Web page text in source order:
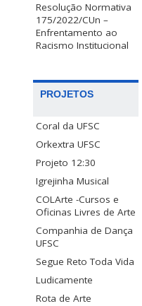
Resolução Normativa
175/2022/CUn –
Enfrentamento ao
Racismo Institucional
PROJETOS
Coral da UFSC
Orkextra UFSC
Projeto 12:30
Igrejinha Musical
COLArte -Cursos e
Oficinas Livres de Arte
Companhia de Dança
UFSC
Segue Reto Toda Vida
Ludicamente
Rota de Arte